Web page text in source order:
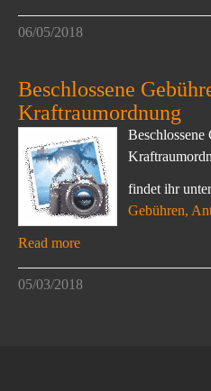
06/05/2018
Beschlossene
Kraftraumordnung
Beschlossene
findet ihr unter
Gebühren,
Read more
05/03/2018